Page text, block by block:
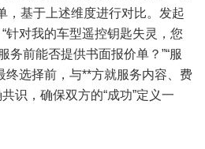
，基于上述维度进行对比。发起
针对我的车型遥控钥匙失灵，您
务前能否提供书面报价单？”“服
终选择前，与**方就服务内容、费
识，确保双方的“成功”定义一